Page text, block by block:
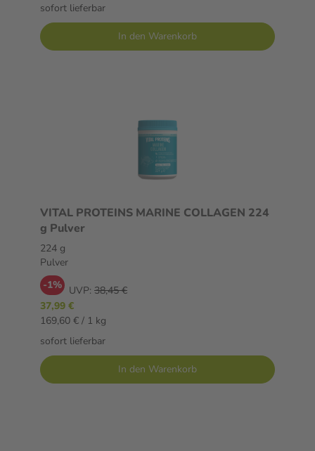
sofort lieferbar
In den Warenkorb
VITAL PROTEINS MARINE COLLAGEN 224
g Pulver
224 g
Pulver
-1% UVP: 38,45 €
37,99 €
169,60 € / 1 kg
sofort lieferbar
In den Warenkorb